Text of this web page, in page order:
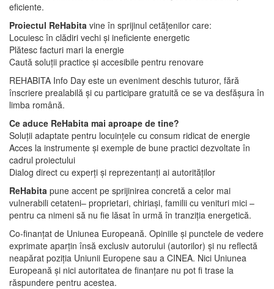
eficiente.
Proiectul ReHabita vine în sprijinul cetățenilor care:
Locuiesc în clădiri vechi și ineficiente energetic
Plătesc facturi mari la energie
Caută soluții practice și accesibile pentru renovare
REHABITA Info Day este un eveniment deschis tuturor, fără
înscriere prealabilă și cu participare gratuită ce se va desfășura în
limba română.
Ce aduce ReHabita mai aproape de tine?
Soluții adaptate pentru locuințele cu consum ridicat de energie
Acces la instrumente și exemple de bune practici dezvoltate în
cadrul proiectului
Dialog direct cu experți și reprezentanți ai autorităților
ReHabita pune accent pe sprijinirea concretă a celor mai
vulnerabili cetateni– proprietari, chiriași, familii cu venituri mici –
pentru ca nimeni să nu fie lăsat în urmă în tranziția energetică.
Co-finanțat de Uniunea Europeană. Opiniile și punctele de vedere
exprimate aparțin însă exclusiv autorului (autorilor) și nu reflectă
neapărat poziția Uniunii Europene sau a CINEA. Nici Uniunea
Europeană și nici autoritatea de finanțare nu pot fi trase la
răspundere pentru acestea.